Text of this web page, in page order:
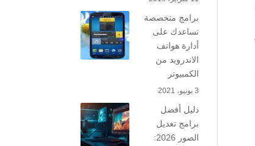
برامج متخصصة
تساعدك على
أدارة هواتف
الاندرويد من
الكمبيوتر
3 يونيو، 2021
دليل أفضل
برامج تعديل
الصور 2026: